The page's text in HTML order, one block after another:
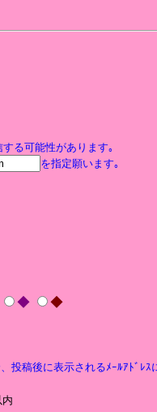
る可能性があります｡
を指定願います｡
◆
◆
投稿後に表示されるﾒｰﾙｱﾄﾞﾚ